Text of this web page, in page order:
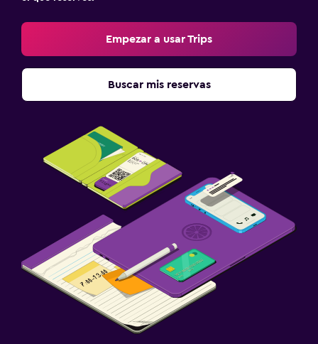
Empezar a usar Trips
Buscar mis reservas